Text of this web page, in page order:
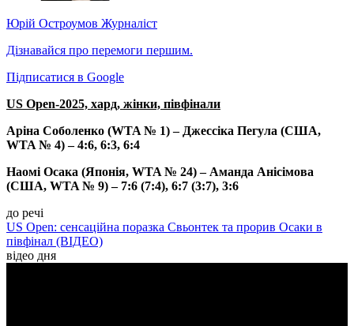
Юрій Остроумов Журналіст
Дізнавайся про перемоги першим.
Підписатися в Google
US Open-2025, хард, жінки, півфінали
Аріна Соболенко (WTA № 1) – Джессіка Пегула (США,
WTA № 4) – 4:6, 6:3, 6:4
Наомі Осака (Японія, WTA № 24) – Аманда Анісімова
(США, WTA № 9) – 7:6 (7:4), 6:7 (3:7), 3:6
до речі
US Open: сенсаційна поразка Свьонтек та прорив Осаки в
півфінал (ВІДЕО)
відео дня